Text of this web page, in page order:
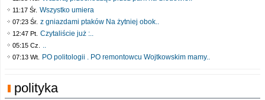
11:17 Śr. Wszystko umiera
07:23 Śr. z gniazdami ptaków Na żytniej obok..
12:47 Pt. Czytaliście już :..
05:15 Cz. ..
07:13 Wt. PO politologii . PO remontowcu Wojtkowskim mamy..
polityka